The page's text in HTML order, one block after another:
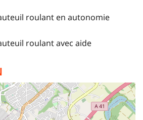
roulant en autonomie
roulant avec aide